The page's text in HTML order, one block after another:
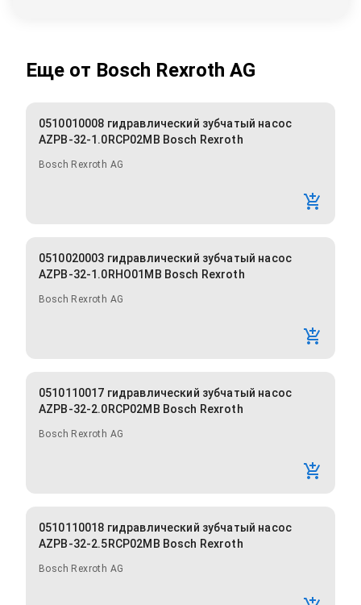
Еще от Bosch Rexroth AG
0510010008 гидравлический зубчатый насос
AZPB-32-1.0RCP02MB Bosch Rexroth
Bosch Rexroth AG
0510020003 гидравлический зубчатый насос
AZPB-32-1.0RHO01MB Bosch Rexroth
Bosch Rexroth AG
0510110017 гидравлический зубчатый насос
AZPB-32-2.0RCP02MB Bosch Rexroth
Bosch Rexroth AG
0510110018 гидравлический зубчатый насос
AZPB-32-2.5RCP02MB Bosch Rexroth
Bosch Rexroth AG